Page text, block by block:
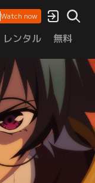
Watch now
レンタル 無料